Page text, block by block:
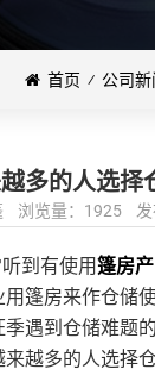
首页 ⁄ 公司新
多的人选择
浏览量：1925 发
到有使用篷房
篷房来作仓储
遇到仓储难题
越多的人选择